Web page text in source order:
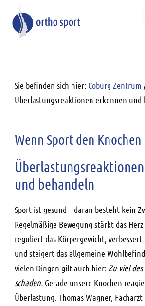
Sie befinden sich hier: Coburg Zentrum
Überlastungsreaktionen erkennen und
Wenn Sport den
und behandeln
Sport ist gesund – daran besteht kein
Regelmäßige Bewegung stärkt das
reguliert das Körpergewicht, verbessert
und steigert das allgemeine
vielen Dingen gilt auch hier: Zu viel
schaden. Gerade unsere Knochen
Überlastung. Thomas Wagner,